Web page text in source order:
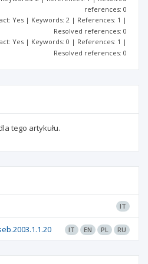
references: 0
Yes | Keywords: 2 | References: 1 |
Resolved references: 0
Yes | Keywords: 0 | References: 1 |
Resolved references: 0
tego artykułu.
IT
IT EN PL RU